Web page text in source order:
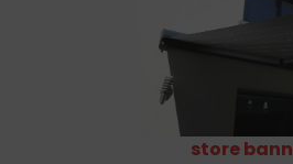
store